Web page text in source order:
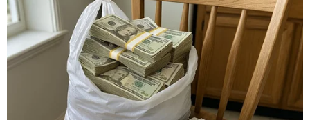
Giới chức quốc phòng Nga, Thổ Nhĩ Kỳ và
Syria đàm phán ba bên
28/12/2022 23:33
Bộ trưởng Quốc phòng Nga cùng những người đồng